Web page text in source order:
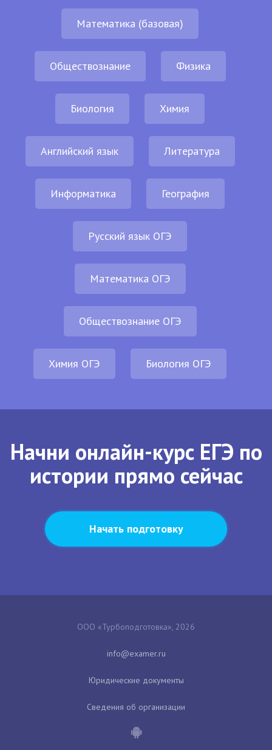
Математика (базовая)
Обществознание Физика
Биология Химия
Английский язык Литература
Информатика География
Русский язык ОГЭ
Математика ОГЭ
Обществознание ОГЭ
Химия ОГЭ Биология ОГЭ
Начни онлайн-курс ЕГЭ по
истории прямо сейчас
Начать подготовку
ООО «Турбоподготовка», 2026
Юридические документы
Сведения об организации